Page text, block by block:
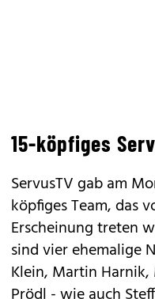
15-köpfiges
ServusTV gab am
köpfiges Team, das
Erscheinung treten
sind vier ehemalige
Klein, Martin Harnik,